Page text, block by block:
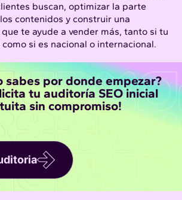
buscan, optimizar la parte
contenidos y construir una
te ayude a vender más, tanto si tu
si es nacional o internacional.
sabes por donde empezar?
tu auditoría SEO inicial
sin compromiso!